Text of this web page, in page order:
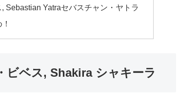
Sebastian Yatraセバスチャン・ヤトラ
ベス, Shakira シャキーラ